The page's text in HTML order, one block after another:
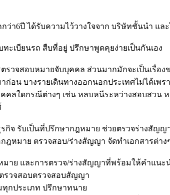
กว่า6ปี ได้รับความไว้วางใจจาก บริษัทชั้นนำ แ
ะเบียนรถ สืบที่อยู่ ปรึกษาพูดคุยง่ายเป็นกันเอง
รวจสอบหมายจับบุคคล ส่วนมากมักจะเป็นเรื่อ
าก่อน บางรายเดินทางออกนอกประเทศไม่ได้
คคลใดกรณีต่างๆ เช่น หลบหนีระหว่างสอบสว
กิจ รับเป็นที่ปรึกษากฎหมาย ช่วยตรวจร่างสัญญ
ฎหมาย ตรวจสอบ/ร่างสัญญา จัดทำเอกสารต่าง
าย และการตรวจ/ร่างสัญญาที่พร้อมให้คำแน
รวจสอบตรวจสอบสัญญา
กประเภท ปรึกษาทนาย